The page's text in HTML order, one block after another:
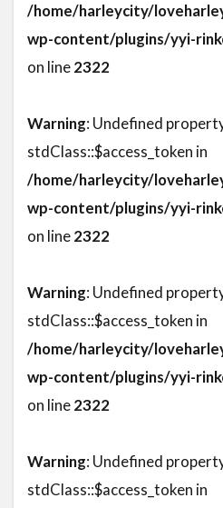
/home/harleycity/
wp-content/plugins/yyi-
on line2322
Warning: Undefined
stdClass::$access_token in
/home/harleycity/
wp-content/plugins/yyi-
on line2322
Warning: Undefined
stdClass::$access_token in
/home/harleycity/
wp-content/plugins/yyi-
on line2322
Warning: Undefined
stdClass::$access_token in